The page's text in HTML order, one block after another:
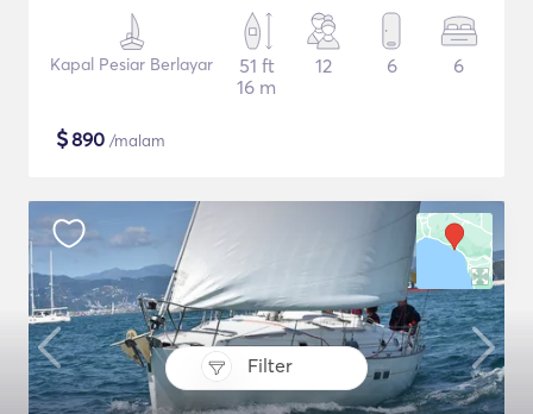
Filter
Kapal Pesiar Berlayar
51 ft
16 m
12 6 6
$890 /malam